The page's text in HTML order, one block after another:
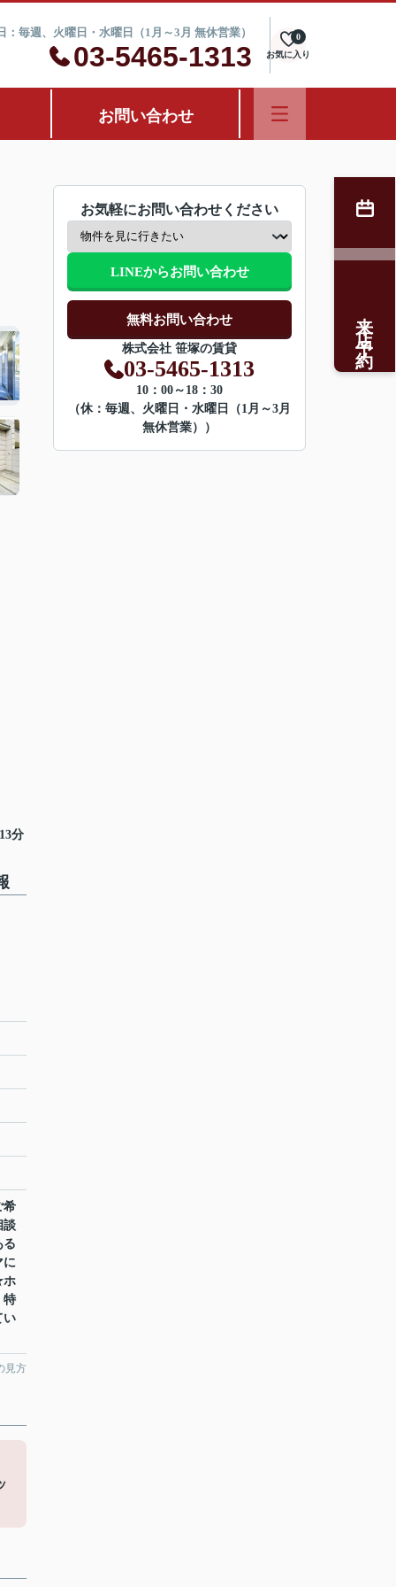
毎週、火曜日・水曜日（1月～3月 無休営業）
03-5465-1313 お気に入り
0
お問い合わせ
分
希
談
る
に
ホ
特
い
見方
お気軽にお問い合わせください
LINEからお問い合わせ
無料お問い合わせ
株式会社 笹塚の賃貸
03-5465-1313
10：00～18：30
（休：毎週、火曜日・水曜日（1月～3月
無休営業））
来店予約